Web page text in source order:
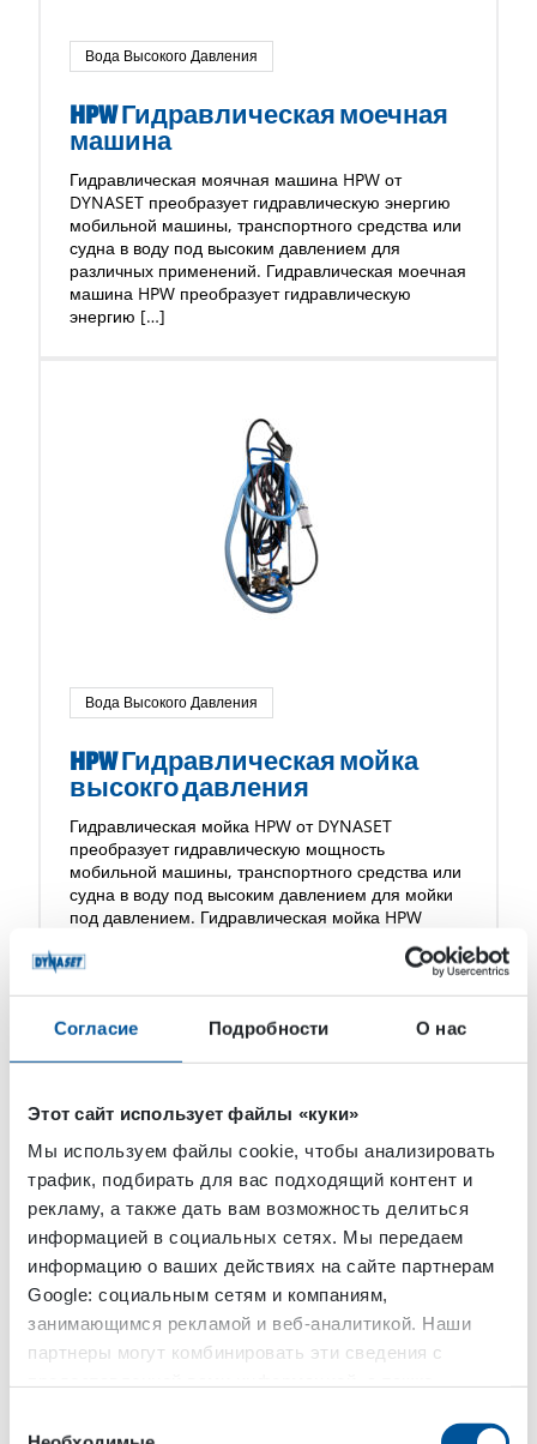
Согласие Подробности О нас
Этот сайт использует файлы «куки»
Мы используем файлы cookie, чтобы анализировать
трафик, подбирать для вас подходящий контент и
рекламу, а также дать вам возможность делиться
информацией в социальных сетях. Мы передаем
информацию о ваших действиях на сайте партнерам
Google: социальным сетям и компаниям,
занимающимся рекламой и веб-аналитикой. Наши
партнеры могут комбинировать эти сведения с
вами их сервисов.
Вода Высокого Давления
HPW Гидравлическая моечная
машина
Гидравлическая моячная машина HPW от
DYNASET преобразует гидравлическую энергию
мобильной машины, транспортного средства или
судна в воду под высоким давлением для
различных применений. Гидравлическая моечная
машина HPW преобразует гидравлическую
энергию […]
Вода Высокого Давления
HPW Гидравлическая мойка
высокго давления
Гидравлическая мойка HPW от DYNASET
преобразует гидравлическую мощность
мобильной машины, транспортного средства или
судна в воду под высоким давлением для мойки
под давлением. Гидравлическая мойка HPW
мобильной […]
Вода Высокого Давления
улиц